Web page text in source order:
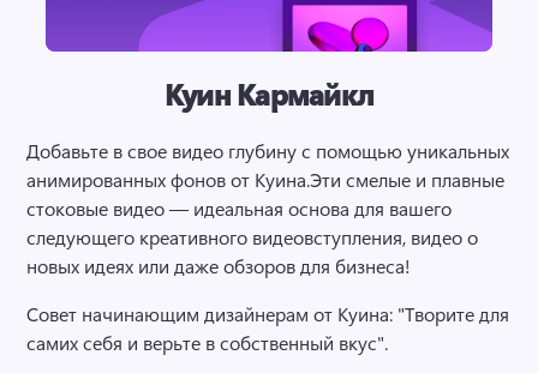
Куин Кармайкл
Добавьте в свое видео глубину с помощью уникальных
анимированных фонов от Куина.Эти смелые и плавные
стоковые видео — идеальная основа для вашего
следующего креативного видеовступления, видео о
новых идеях или даже обзоров для бизнеса!
Совет начинающим дизайнерам от Куина: "Творите для
самих себя и верьте в собственный вкус".